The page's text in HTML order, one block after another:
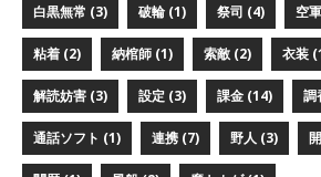
白黒無常 (3) 破輪 (1) 祭司 (4) 空
粘着 (2) 納棺師 (1) 索敵 (2) 衣装
解読妨害 (3) 設定 (3) 課金 (14) 調
通話ソフト (1) 連携 (7) 野人 (3)